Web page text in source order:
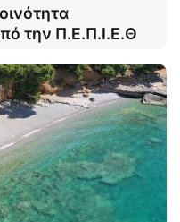
την Π.Ε.Π.Ι.Ε.Θ